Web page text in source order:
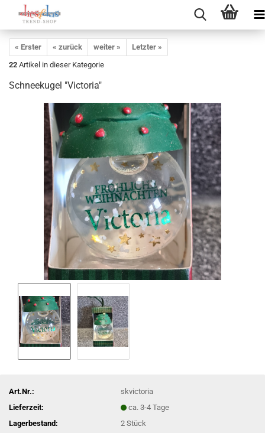
« Erster « zurück weiter »
Letzter »
22 Artikel in dieser Kategorie
Schneekugel "Victoria"
Art.Nr.:
skvictoria
Lieferzeit:
ca. 3-4 Tage
Lagerbestand:
2Stück